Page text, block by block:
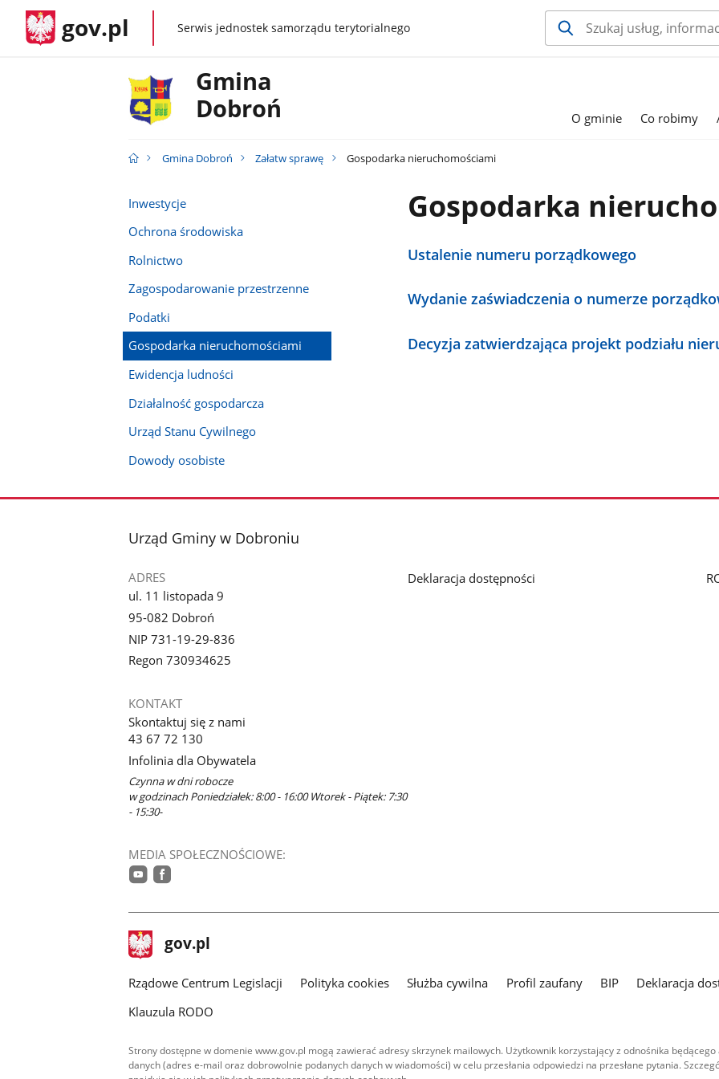
gov.pl gov.plSerwis jednostek samorządu terytorialnego
Gmina
Dobroń
O gminie Co robimy
Gmina Dobroń Załatw sprawę Gospodarka nieruchomościami
Inwestycje
Ochrona środowiska
Rolnictwo
Zagospodarowanie przestrzenne
Podatki
Gospodarka nieruchomościami
Ewidencja ludności
Działalność gospodarcza
Urząd Stanu Cywilnego
Dowody osobiste
Gospodarka
Ustalenie numeru porządkowego
Wydanie zaświadczenia o numerze
Decyzja zatwierdzająca projekt podziału
stopka
Urząd Gminy w Dobroniu
ADRES
ul. 11 listopada 9
95-082 Dobroń
NIP 731-19-29-836
Regon 730934625
KONTAKT
Skontaktuj się z nami
43 67 72 130
Infolinia dla Obywatela
Czynna w dni robocze
w godzinach Poniedziałek: 8:00 - 16:00 Wtorek - Piątek: 7:30
- 15:30-
MEDIA SPOŁECZNOŚCIOWE:
Deklaracja dostępności
stopka
gov.pl Strona
gov.pl
Rządowe Centrum Legislacji Polityka cookies Służba cywilna Profil zaufany BIP
Deklaracja
Klauzula RODO
Strony dostępne w domenie www.gov.pl mogą zawierać adresy skrzynek mailowych. Użytkownik korzystający z odnośnika
danych (adres e-mail oraz dobrowolnie podanych danych w wiadomości) w celu przesłania odpowiedzi na przesłane pytania.